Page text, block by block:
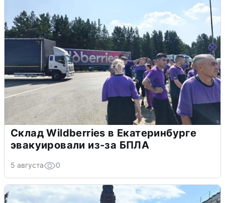
Склад Wildberries в Екатеринбурге
эвакуировали из-за БПЛА
5 августа 0